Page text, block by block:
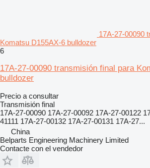
17A-27-00090
Komatsu D155AX-6 bulldozer
6
17A-27-00090 transmisión final para
bulldozer
Precio a consultar
Transmisión final
17A-27-00090 17A-27-00092 17A-27-00122
41111 17A-27-00132 17A-27-00131 17A-27...
China
Belparts Engineering Machinery Limited
Contacte con el vendedor